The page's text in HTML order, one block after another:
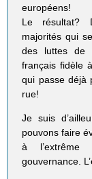
européens!
Le résultat?
majorités qui
des luttes de
français fidèle
qui passe déjà
rue!
Je suis
pouvons faire
à l’extrême
gouvernance.